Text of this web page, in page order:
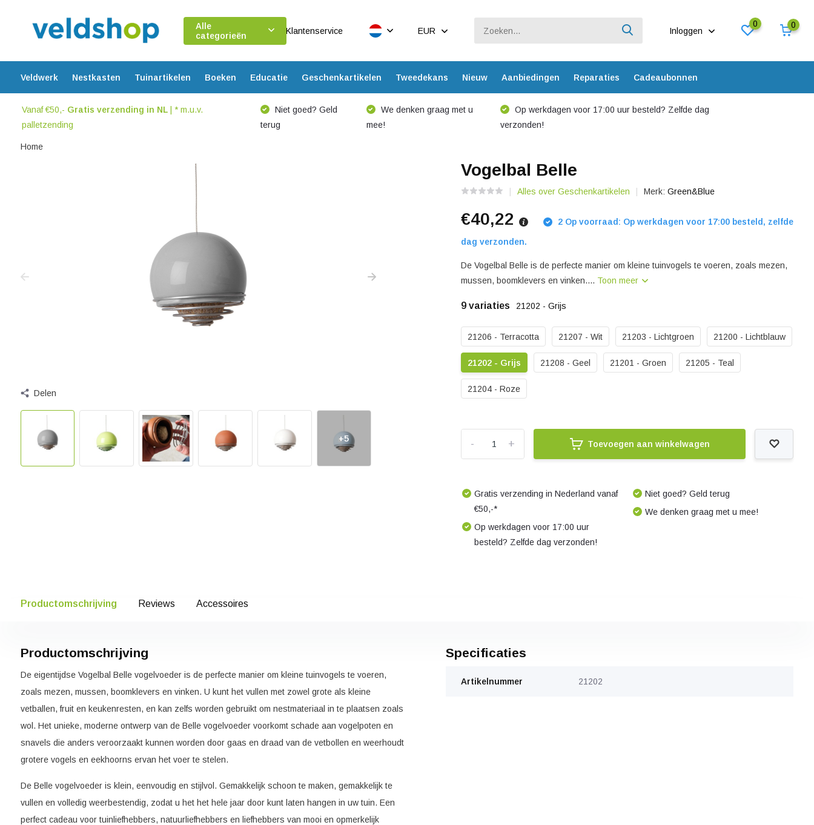
Alle
categorieën
Klantenservice EUR Inloggen
0 0
Veldwerk Nestkasten Tuinartikelen Boeken Educatie Geschenkartikelen Tweedekans Nieuw Aanbiedingen Reparaties Cadeaubonnen
Vanaf €50,- Gratis verzending in NL| * m.u.v.
palletzending
Niet goed? Geld
terug
We denken graag met u
mee!
Op werkdagen voor 17:00 uur besteld? Zelfde dag
verzonden!
Home
Delen
+5
Vogelbal Belle
Alles over Geschenkartikelen Merk:Green&Blue
€40,22 2 Op voorraad: Op werkdagen voor 17:00 besteld, zelfde
dag verzonden.
De Vogelbal Belle is de perfecte manier om kleine tuinvogels te voeren, zoals mezen,
mussen, boomklevers en vinken.... Toon meer
9 variaties 21202 - Grijs
21206 - Terracotta 21207 - Wit 21203 - Lichtgroen 21200 - Lichtblauw
21202 - Grijs 21208 - Geel 21201 - Groen 21205 - Teal
21204 - Roze
+
- Toevoegen aan winkelwagen
Gratis verzending in Nederland vanaf
€50,-*
Op werkdagen voor 17:00 uur
besteld? Zelfde dag verzonden!
Niet goed? Geld terug
We denken graag met u mee!
Productomschrijving Reviews Accessoires
Productomschrijving
De eigentijdse Vogelbal Belle vogelvoeder is de perfecte manier om kleine tuinvogels te voeren,
zoals mezen, mussen, boomklevers en vinken. U kunt het vullen met zowel grote als kleine
vetballen, fruit en keukenresten, en kan zelfs worden gebruikt om nestmateriaal in te plaatsen zoals
wol. Het unieke, moderne ontwerp van de Belle vogelvoeder voorkomt schade aan vogelpoten en
snavels die anders veroorzaakt kunnen worden door gaas en draad van de vetbollen en weerhoudt
grotere vogels en eekhoorns ervan het voer te stelen.
De Belle vogelvoeder is klein, eenvoudig en stijlvol. Gemakkelijk schoon te maken, gemakkelijk te
vullen en volledig weerbestendig, zodat u het het hele jaar door kunt laten hangen in uw tuin. Een
perfect cadeau voor tuinliefhebbers, natuurliefhebbers en liefhebbers van mooi en opmerkelijk
Specificaties
Artikelnummer 21202